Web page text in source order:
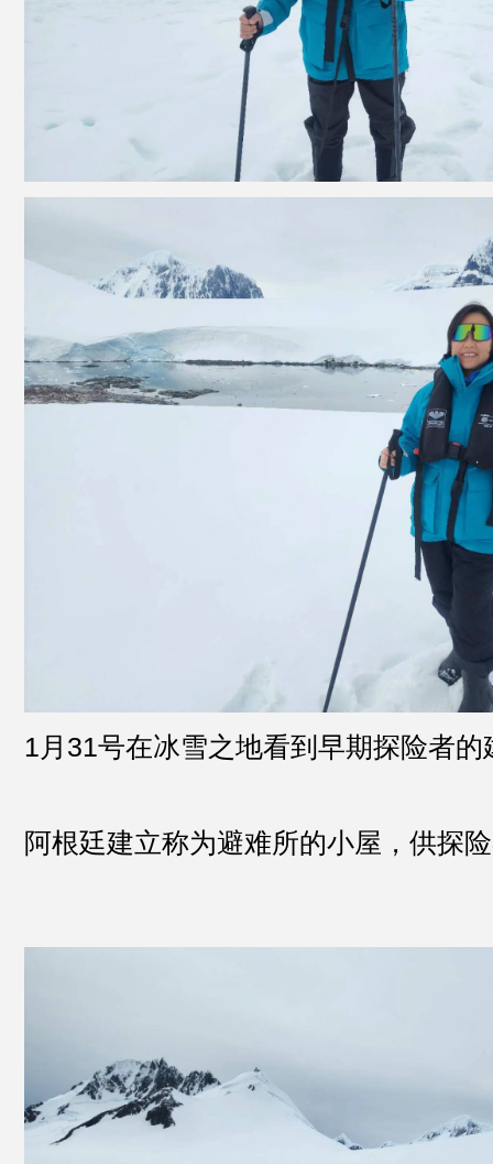
1月31号在冰雪之地看到早期探险者的
阿根廷建立称为避难所的小屋，供探